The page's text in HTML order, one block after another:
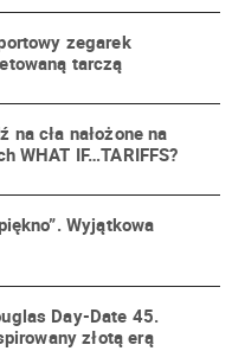
zegarek
tarczą
na cła nałożone na
WHAT IF…TARIFFS?
Wyjątkowa
Day-Date 45.
złotą erą